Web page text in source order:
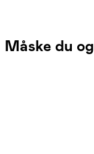
Måske du